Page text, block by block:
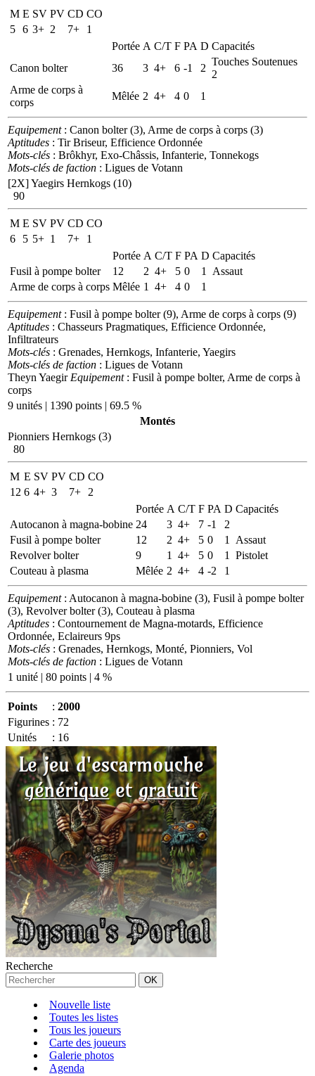
M E SV PV CD CO
5 6 3+ 2 7+
1
Portée A C/T F PA D Capacités
Canon bolter
36 3 4+ 6 -1 2
Touches Soutenues
2
Arme de corps à
corps
Mêlée 2 4+ 4 0 1
Equipement: Canon bolter (3), Arme de corps à corps (3)
Aptitudes : Tir Briseur, Efficience Ordonnée
Mots-clés : Brôkhyr, Exo-Châssis, Infanterie, Tonnekogs
Mots-clés de faction : Ligues de Votann
[2X]Yaegirs Hernkogs (10)
90
M E SV PV CD CO
6
5 5+ 1 7+
1
Portée A C/T F PA D Capacités
Fusil à pompe bolter
12 2 4+ 5 0 1
Assaut
Arme de corps à corps Mêlée 1 4+ 4 0 1
Equipement: Fusil à pompe bolter (9), Arme de corps à corps (9)
Aptitudes : Chasseurs Pragmatiques, Efficience Ordonnée,
Infiltrateurs
Mots-clés : Grenades, Hernkogs, Infanterie, Yaegirs
Mots-clés de faction : Ligues de Votann
Theyn Yaegir Equipement: Fusil à pompe bolter, Arme de corps à
corps
9 unités | 1390 points | 69.5 %
Montés
Pionniers Hernkogs (3)
80
M E SV PV CD CO
12 6 4+ 3 7+
2
Portée A C/T F PA D Capacités
Autocanon à magna-bobine 24 3 4+ 7 -1
2
Fusil à pompe bolter
12 2 4+ 5 0 1
Assaut
Revolver bolter
9 1 4+ 5 0 1
Pistolet
Couteau à plasma
Mêlée 2 4+ 4 -2 1
Equipement: Autocanon à magna-bobine (3), Fusil à pompe bolter
(3), Revolver bolter (3), Couteau à plasma
Aptitudes : Contournement de Magna-motards, Efficience
Ordonnée, Eclaireurs 9ps
Mots-clés : Grenades, Hernkogs, Monté, Pionniers, Vol
Mots-clés de faction : Ligues de Votann
1 unité | 80 points | 4 %
Points : 2000
Figurines : 72
Unités
: 16
Recherche
Nouvelle liste
Toutes les listes
Tous les joueurs
Carte des joueurs
Galerie photos
Agenda